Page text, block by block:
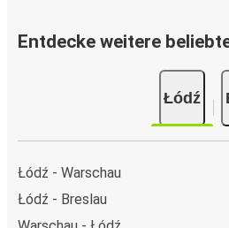
Entdecke weitere
Łódź
Łódź - Warschau
Łódź - Breslau